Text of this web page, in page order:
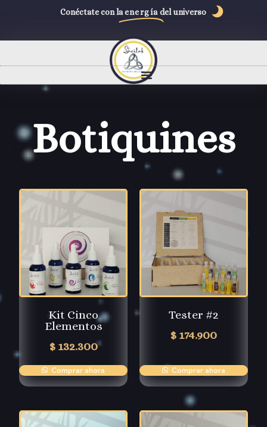
Conéctate con la energía del universo
Botiquines
Kit Cinco
Elementos
$ 132.300
Comprar ahora
Tester #2
$ 174.900
Comprar ahora